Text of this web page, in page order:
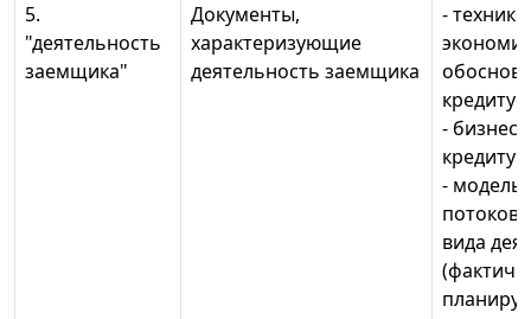
5.
"деятельность
заемщика"
Документы,
характеризующие
деятельность заемщика
-
- бизнес-
- модель
потоков
вида